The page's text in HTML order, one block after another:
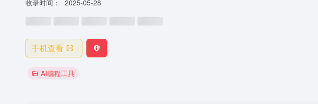
收录时间： 2025-05-28
手机查看
AI编程工具